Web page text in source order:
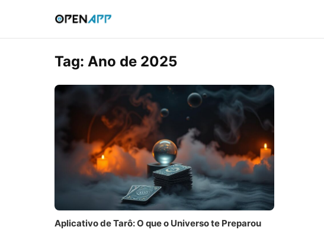
Tag: Ano de 2025
Aplicativo de Tarô: O que o Universo te Preparou